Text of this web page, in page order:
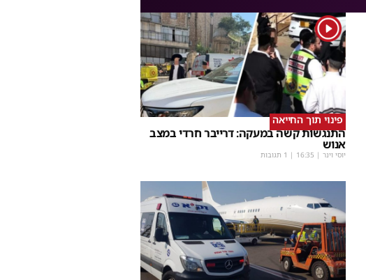
1
פינוי תוך החייאה
התנגשות קשה במעקה: דרייבר חרדי במצב
אנוש
יוסי וינר |
16:35 | 1 תגובות